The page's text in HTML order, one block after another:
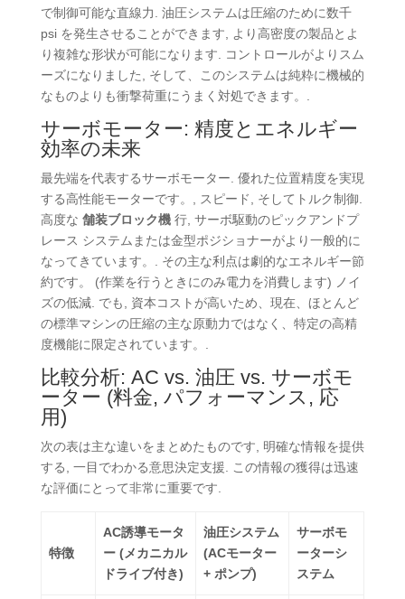
で制御可能な直線力. 油圧システムは圧縮のために数千
psi を発生させることができます, より高密度の製品とよ
り複雑な形状が可能になります. コントロールがよりスム
ーズになりました, そして、このシステムは純粋に機械的
なものよりも衝撃荷重にうまく対処できます。.
サーボモーター: 精度とエネルギー
効率の未来
最先端を代表するサーボモーター. 優れた位置精度を実現
する高性能モーターです。, スピード, そしてトルク制御.
高度な 舗装ブロック機 行, サーボ駆動のピックアンドプ
レース システムまたは金型ポジショナーがより一般的に
なってきています。. その主な利点は劇的なエネルギー節
約です。 (作業を行うときにのみ電力を消費します) ノイ
ズの低減. でも, 資本コストが高いため、現在、ほとんど
の標準マシンの圧縮の主な原動力ではなく、特定の高精
度機能に限定されています。.
比較分析: AC vs. 油圧 vs. サーボモ
ーター (料金, パフォーマンス, 応
用)
次の表は主な違いをまとめたものです, 明確な情報を提供
する, 一目でわかる意思決定支援. この情報の獲得は迅速
な評価にとって非常に重要です.
特徴
AC誘導モータ
ー (メカニカル
ドライブ付き)
油圧システム
(ACモーター
+ ポンプ)
サーボモ
ーターシ
ステム